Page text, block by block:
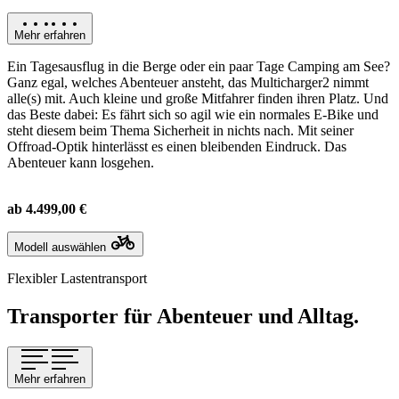
Mehr erfahren
Ein Tagesausflug in die Berge oder ein paar Tage Camping am See?
Ganz egal, welches Abenteuer ansteht, das Multicharger2 nimmt
alle(s) mit. Auch kleine und große Mitfahrer finden ihren Platz. Und
das Beste dabei: Es fährt sich so agil wie ein normales E-Bike und
steht diesem beim Thema Sicherheit in nichts nach. Mit seiner
Offroad-Optik hinterlässt es einen bleibenden Eindruck. Das
Abenteuer kann losgehen.
ab 4.499,00 €
Modell auswählen
Flexibler Lastentransport
Transporter für Abenteuer und Alltag.
Mehr erfahren